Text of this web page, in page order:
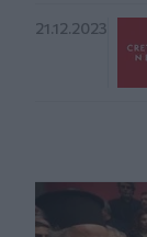
21.12.2023